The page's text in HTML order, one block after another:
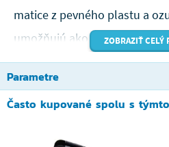
matice z pevného plastu a
umožňujú ako veľmi pevné
možnosť nastavovania jej
držiaku je kĺb umožňujúci
sondy a tiež upevňovací bod,
ZOBRAZIŤ CELÝ
Parametre
Často kupované spolu s